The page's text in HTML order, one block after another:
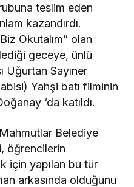
teslim eden
kazandırdı.
Okutalım” olan
geceye, ünlü
Uğurtan Sayıner
Yahşi batı filminin
‘da katıldı.
Belediye
öğrencilerin
için yapılan bu tür
arkasında olduğunu